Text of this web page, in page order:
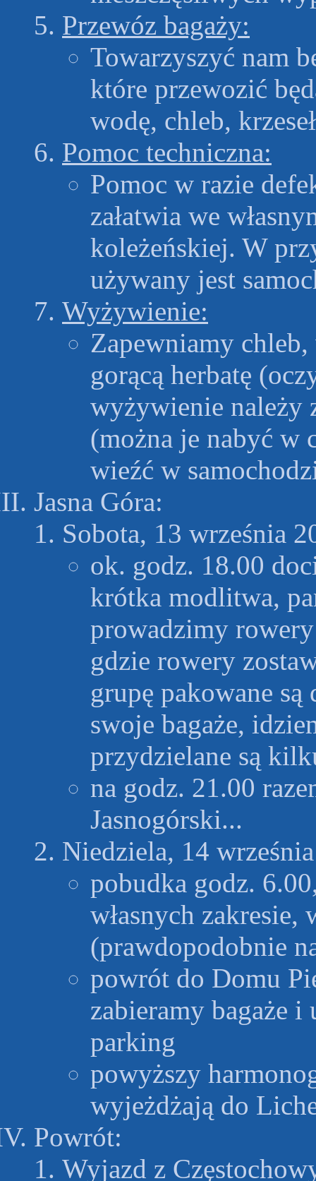
Przewóz bagaży:
Towarzyszyć nam
które przewozić
wodę, chleb,
Pomoc techniczna:
Pomoc w razie
załatwia we
koleżeńskiej. W
używany jest
Wyżywienie:
Zapewniamy
gorącą herbatę
wyżywienie należy
(można je nabyć w
wieźć w
Jasna Góra:
Sobota, 13 września
ok. godz. 18.00
krótka modlitwa,
prowadzimy
gdzie rowery
grupę pakowane
swoje bagaże,
przydzielane są
na godz. 21.00
Jasnogórski...
Niedziela, 14
pobudka godz.
własnych zakresie,
(prawdopodobnie
powrót do Domu
zabieramy bagaże i
parking
powyższy
wyjeżdżają do
Powrót:
Wyjazd z